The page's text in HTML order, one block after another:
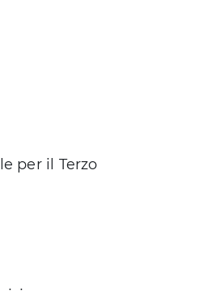
per il Terzo